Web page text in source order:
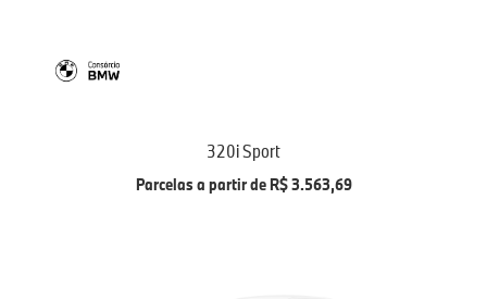
320i Sport
Parcelas a partir de R$ 3.563,69